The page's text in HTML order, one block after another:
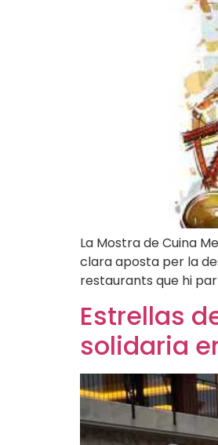
La Mostra de Cuina
clara aposta per la
restaurants que hi
Estrellas
solidaria